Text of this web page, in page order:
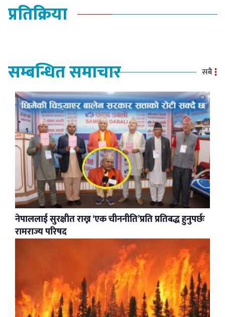
प्रतिक्रिया
सम्बन्धित समाचार सबै
नेपाललाई सुरक्षीत राख्न ‘एक चीननीति’प्रति प्रतिबद्ध हुनुपर्छः
रामराज्य परिषद